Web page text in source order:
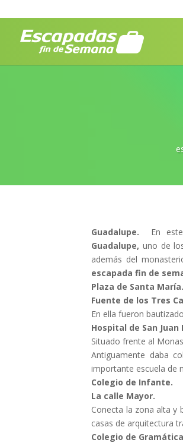
Guadalupe. En
Guadalupe, uno de
además del
escapada fin de
Plaza de Santa María.
Fuente de los Tres
En ella fueron
Hospital de San
Situado frente al
Antiguamente daba
importante escuela de
Colegio de Infante.
La calle Mayor.
Conecta la zona alta y
casas de arquitectura
Colegio de